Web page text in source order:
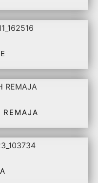
REMAJA